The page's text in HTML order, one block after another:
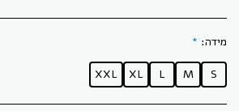
מידה: *
S
M
L
XL
XXL